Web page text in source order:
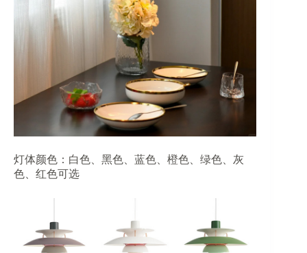
灯体颜色：白色、黑色、蓝色、橙色、绿色、灰
色、红色可选